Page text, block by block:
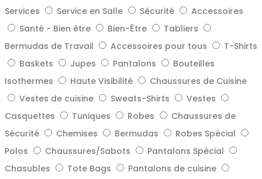
Services
Service en Salle Sécurité
Accessoires
Santé - Bien être
Bien-Être
Tabliers
Bermudas de Travail
Accessoires pour tous
T-Shirts
Baskets
Jupes Pantalons
Bouteilles
Isothermes
Haute Visibilité
Chaussures de Cuisine
Vestes de cuisine
Sweats-Shirts
Vestes
Casquettes
Tuniques Robes
Chaussures de
Sécurité
Chemises Bermudas
Robes Spécial
Polos
Chaussures/Sabots
Pantalons Spécial
Chasubles
Tote Bags
Pantalons de cuisine